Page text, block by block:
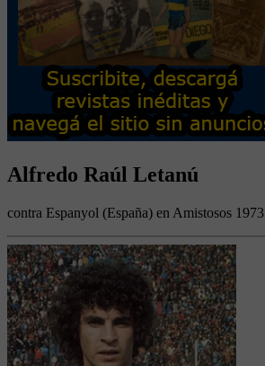
Alfredo Raúl Letanú
contra Espanyol (España) en Amistosos 1973